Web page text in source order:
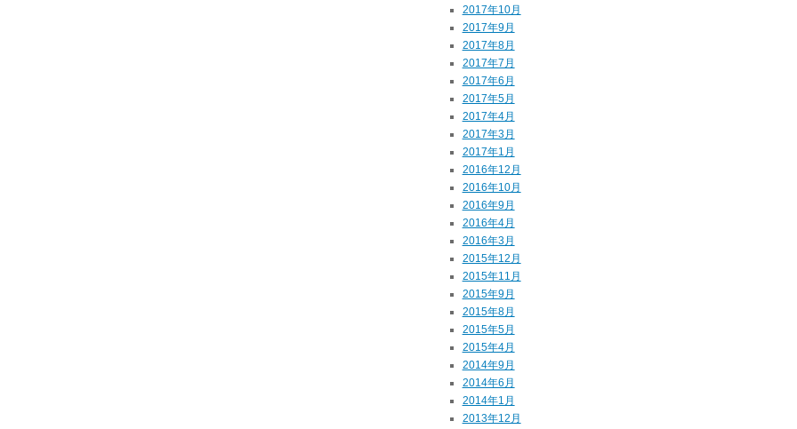
2017年10月
2017年9月
2017年8月
2017年7月
2017年6月
2017年5月
2017年4月
2017年3月
2017年1月
2016年12月
2016年10月
2016年9月
2016年4月
2016年3月
2015年12月
2015年11月
2015年9月
2015年8月
2015年5月
2015年4月
2014年9月
2014年6月
2014年1月
2013年12月